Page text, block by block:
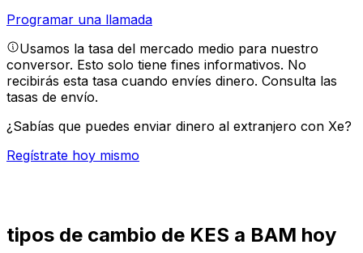
Programar una llamada
Usamos la tasa del mercado medio para nuestro
conversor. Esto solo tiene fines informativos. No
recibirás esta tasa cuando envíes dinero. Consulta las
tasas de envío.
¿Sabías que puedes enviar dinero al extranjero con Xe?
Regístrate hoy mismo
tipos de cambio de KES a BAM hoy